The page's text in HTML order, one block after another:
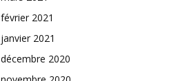
février 2021
janvier 2021
décembre 2020